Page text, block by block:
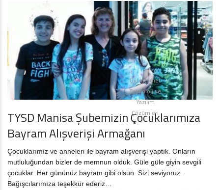
TYSD Manisa Şubemizin Çocuklarımıza
Bayram Alışverişi Armağanı
Çocuklarımız ve anneleri ile bayram alışverişi yaptık. Onların
mutluluğundan bizler de memnun olduk. Güle güle giyin sevgili
çocuklar. Her gününüz bayram gibi olsun. Sizi seviyoruz.
Bağışcılarımıza teşekkür ederiz…
Diji İnternet
Teknoloji ve
Yazılım
Çözümleri